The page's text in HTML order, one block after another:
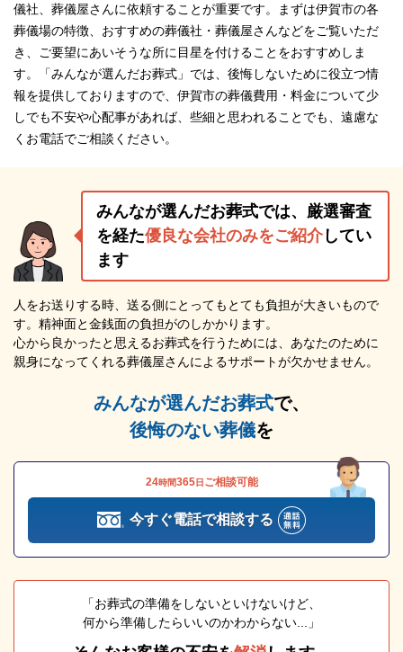
儀社、葬儀屋さんに依頼することが重要です。まずは伊賀市の各
葬儀場の特徴、おすすめの葬儀社・葬儀屋さんなどをご覧いただ
き、ご要望にあいそうな所に目星を付けることをおすすめしま
す。「みんなが選んだお葬式」では、後悔しないために役立つ情
報を提供しておりますので、伊賀市の葬儀費用・料金について少
しでも不安や心配事があれば、些細と思われることでも、遠慮な
くお電話でご相談ください。
みんなが選んだお葬式では、厳選審査
を経た優良な会社のみをご紹介してい
ます
人をお送りする時、送る側にとってもとても負担が大きいもので
す。精神面と金銭面の負担がのしかかります。
心から良かったと思えるお葬式を行うためには、あなたのために
親身になってくれる葬儀屋さんによるサポートが欠かせません。
みんなが選んだお葬式で、
後悔のない葬儀を
24時間365日 ご相談可能
今すぐ電話で相談する
「お葬式の準備をしないといけないけど、
何から準備したらいいのかわからない...」